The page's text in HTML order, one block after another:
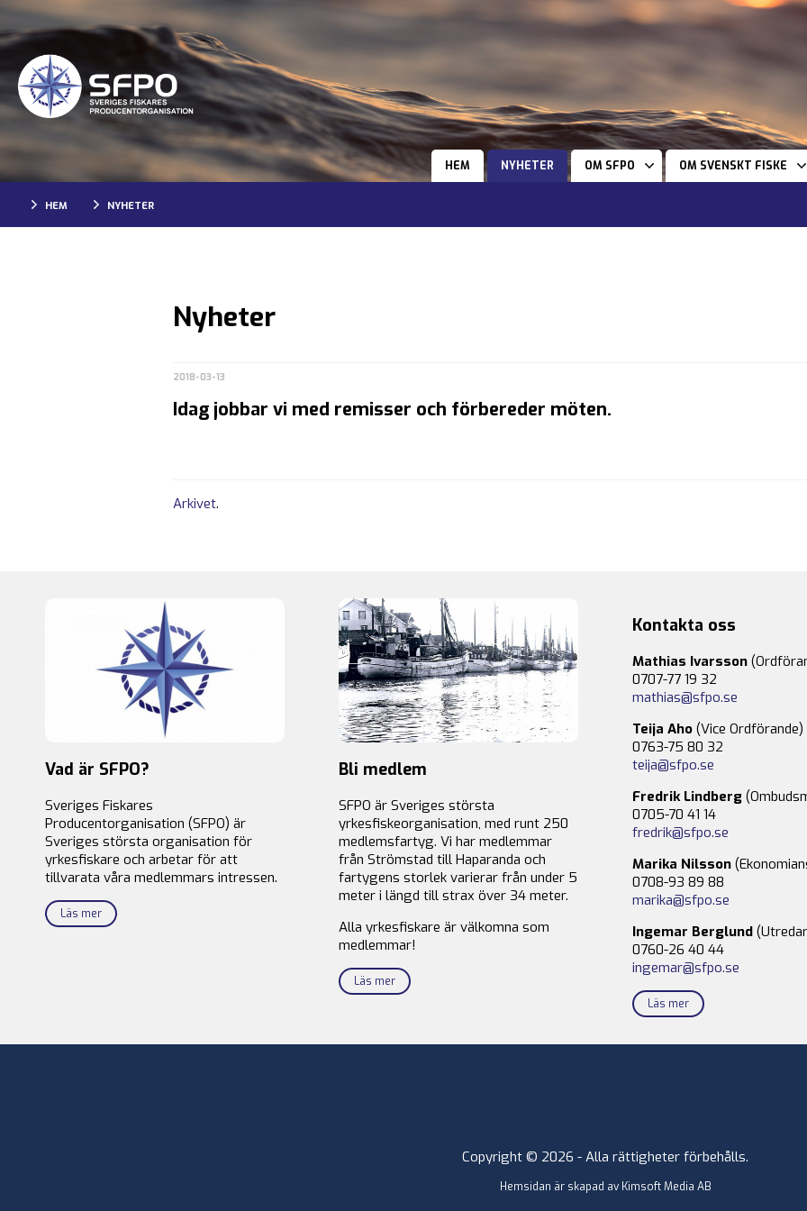
HEM NYHETER OM SFPO OM SVENSKT FISKE
HEM NYHETER
Nyheter
2018-03-13
Idag jobbar vi med remisser och förbereder möten.
Arkivet.
Vad är SFPO?
Sveriges Fiskares
Producentorganisation (SFPO) är
Sveriges största organisation för
yrkesfiskare och arbetar för att
tillvarata våra medlemmars intressen.
Läs mer
Bli medlem
SFPO är Sveriges största
yrkesfiskeorganisation, med runt 250
medlemsfartyg. Vi har medlemmar
från Strömstad till Haparanda och
fartygens storlek varierar från under 5
meter i längd till strax över 34 meter.
Alla yrkesfiskare är välkomna som
medlemmar!
Läs mer
Kontakta oss
Mathias Ivarsson
0707-77 19 32
mathias@sfpo.se
Teija Aho (Vice Ordförande)
0763-75 80 32
teija@sfpo.se
Fredrik Lindberg
0705-70 41 14
fredrik@sfpo.se
Marika Nilsson
0708-93 89 88
marika@sfpo.se
Ingemar Berglund
0760-26 40 44
ingemar@sfpo.se
Läs mer
Copyright © 2026 - Alla rättigheter förbehålls.
Hemsidan är skapad av Kimsoft Media AB